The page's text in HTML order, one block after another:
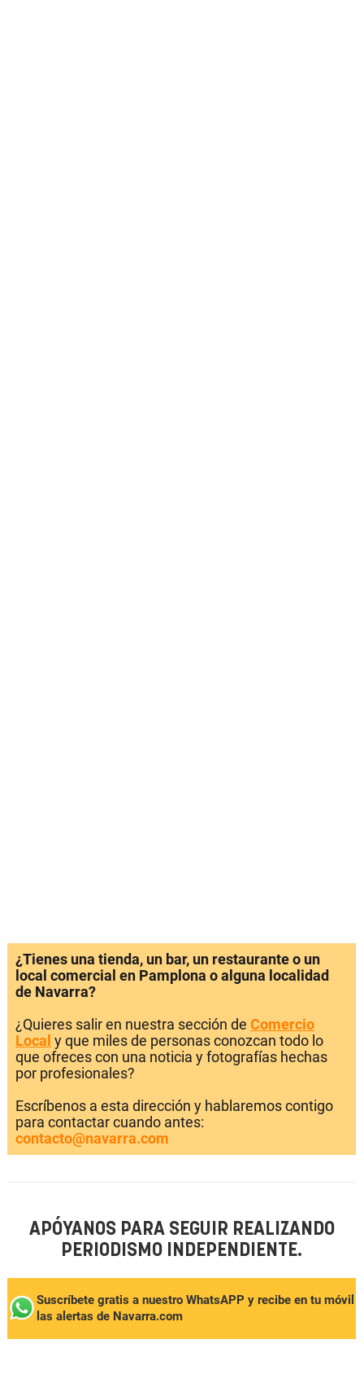
¿Tienes una tienda, un bar, un restaurante o un
local comercial en Pamplona o alguna localidad
de Navarra?
¿Quieres salir en nuestra sección de Comercio
Local y que miles de personas conozcan todo lo
que ofreces con una noticia y fotografías hechas
por profesionales?
Escríbenos a esta dirección y hablaremos contigo
para contactar cuando antes:
contacto@navarra.com
APÓYANOS PARA SEGUIR REALIZANDO
PERIODISMO INDEPENDIENTE.
Suscríbete gratis a nuestro WhatsAPP y recibe en tu móvil
las alertas de Navarra.com